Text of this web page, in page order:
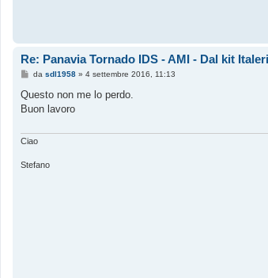
Re: Panavia Tornado IDS - AMI - Dal kit
M
s
a
i
da sdl1958» 4 settembre 2016, 11:13
Questo non me lo perdo.
Buon lavoro
Ciao
Stefano